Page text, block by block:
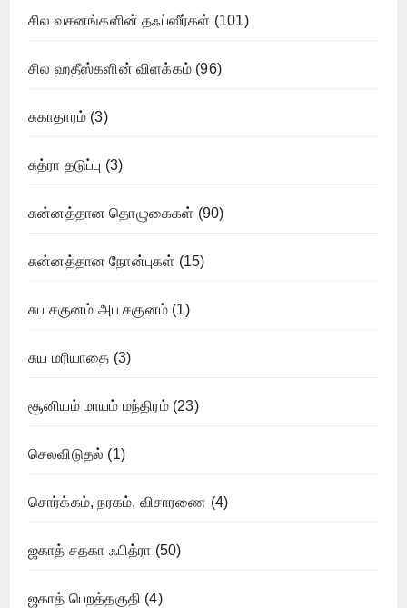
சில வசனங்களின் தஃப்ஸீர்கள் (101)
சில ஹதீஸ்களின் விளக்கம் (96)
சுகாதாரம் (3)
சுத்ரா தடுப்பு (3)
சுன்னத்தான தொழுகைகள் (90)
சுன்னத்தான நோன்புகள் (15)
சுப சகுனம் அப சகுனம் (1)
சுய மரியாதை (3)
சூனியம் மாயம் மந்திரம்(23)
செலவிடுதல் (1)
சொர்க்கம், நரகம், விசாரணை (4)
ஜகாத் சதகா ஃபித்ரா (50)
ஜகாத் பெறத்தகுதி (4)